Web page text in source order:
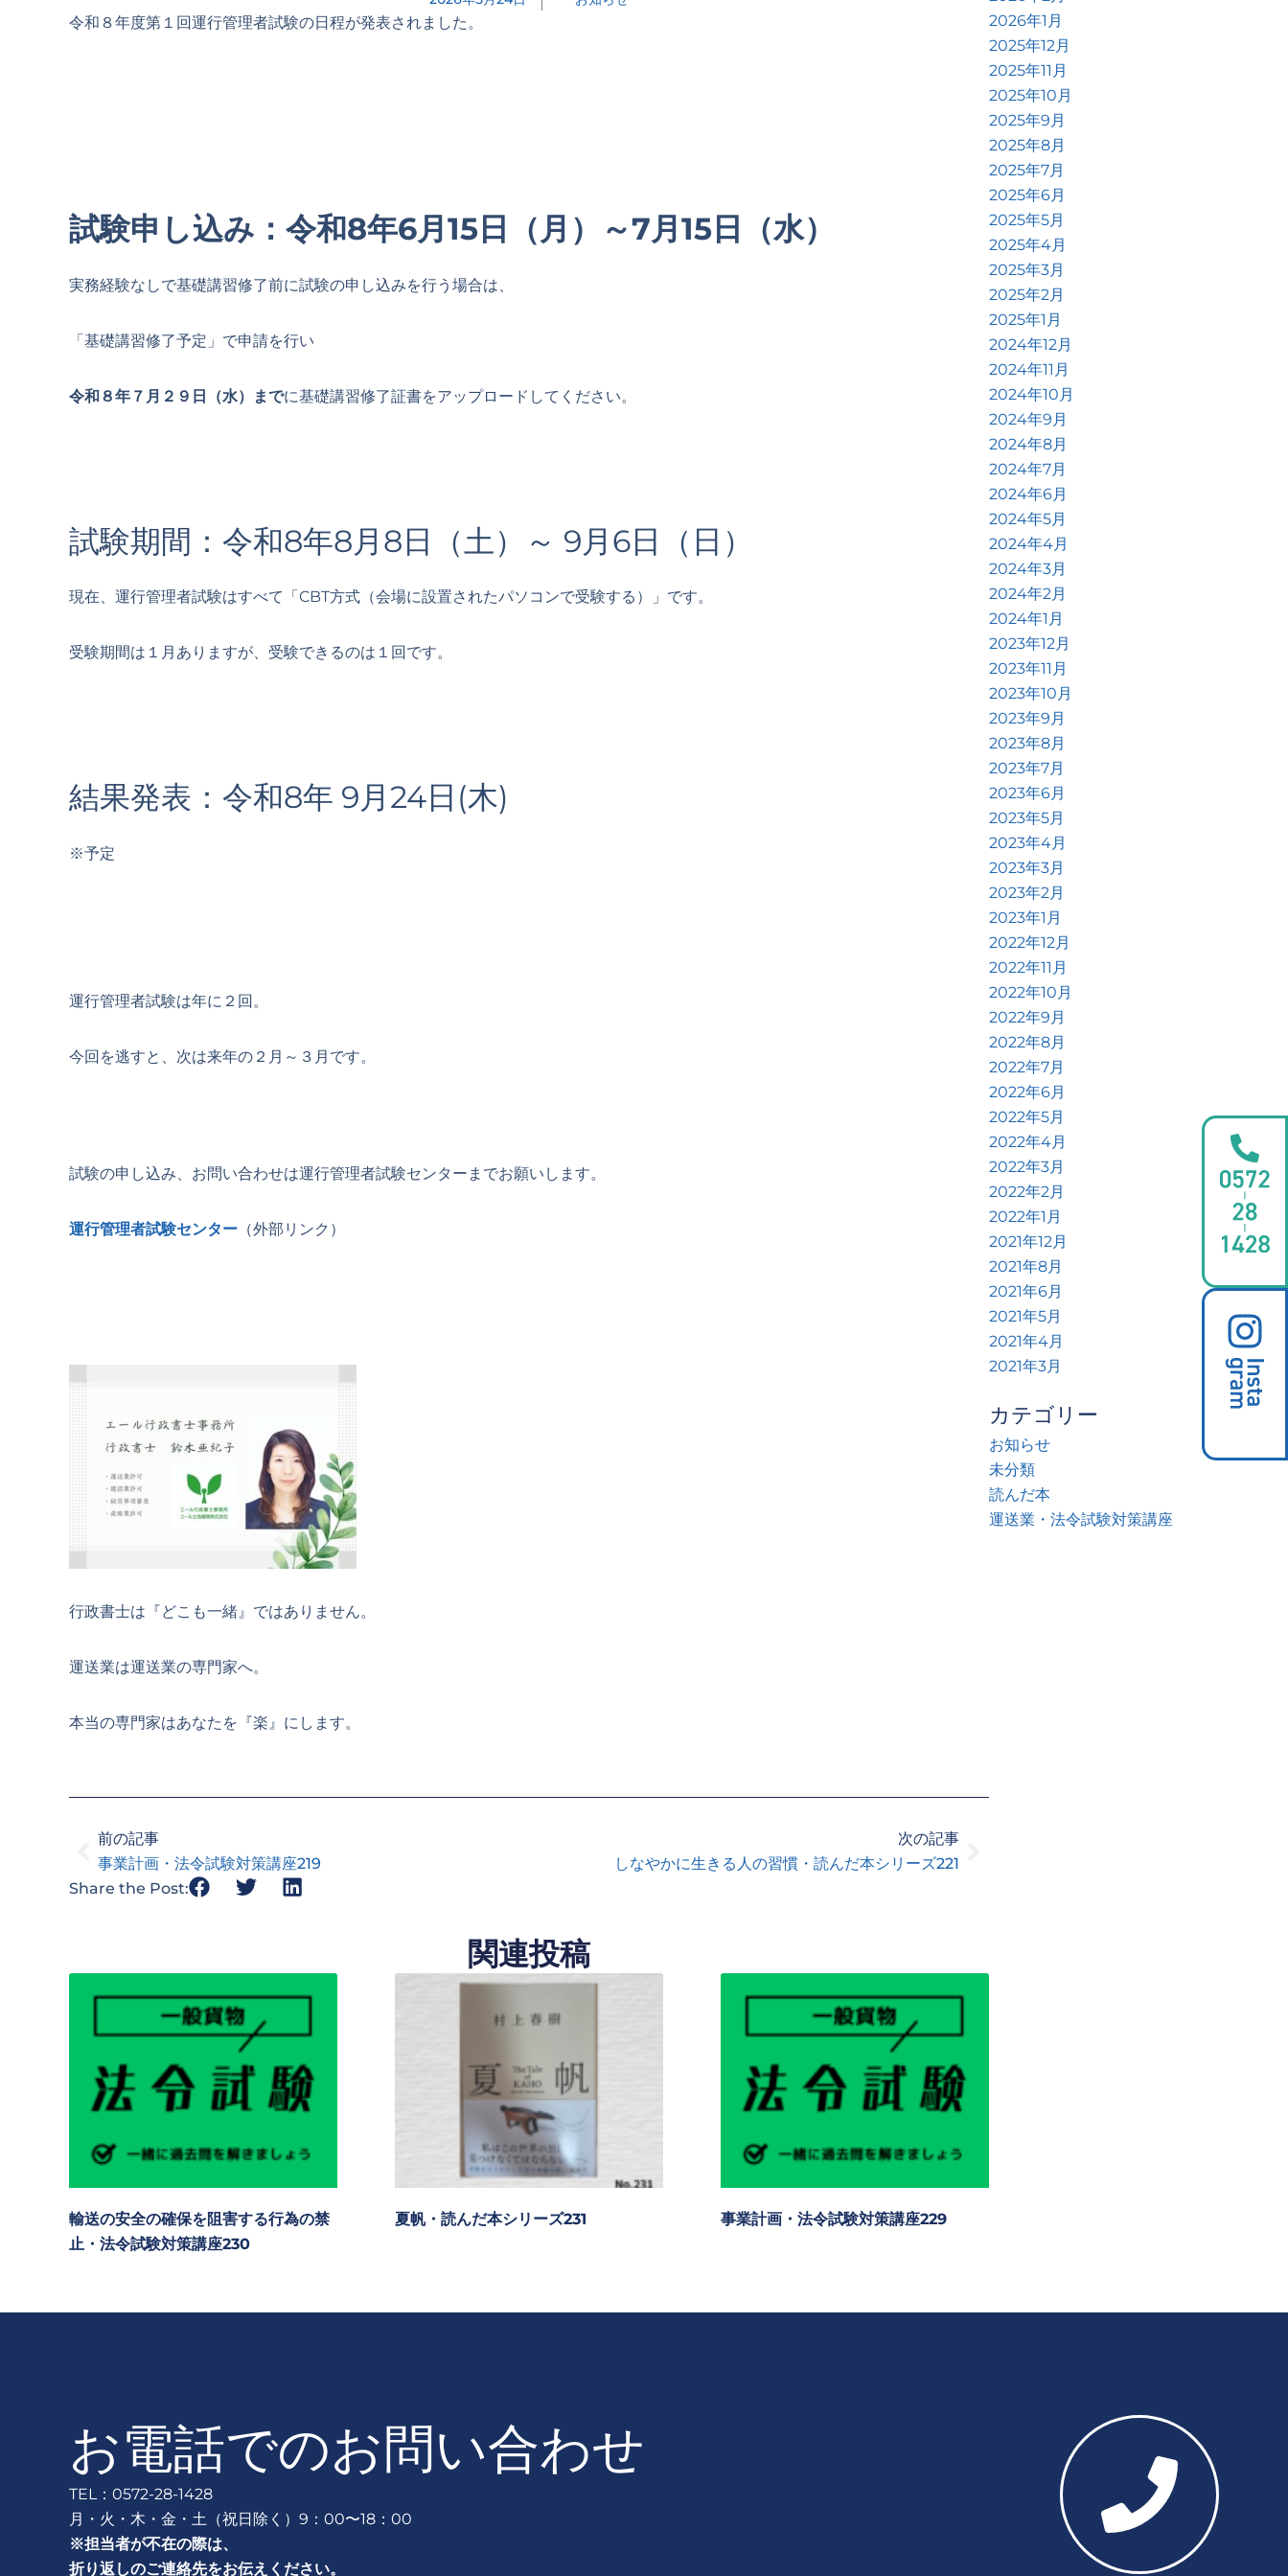
令和８年度第１回運行管理者試験の日程が発表されました。
試験申し込み：令和8年6月15日（月）～7月15日（水）
実務経験なしで基礎講習修了前に試験の申し込みを行う場合は、
「基礎講習修了予定」で申請を行い
令和８年７月２９日（水）までに基礎講習修了証書をアップロードしてください。
試験期間：令和8年8月8日（土）～ 9月6日（日）
現在、運行管理者試験はすべて「CBT方式（会場に設置されたパソコンで受験する）」です。
受験期間は１月ありますが、受験できるのは１回です。
結果発表：令和8年 9月24日(木)
※予定
運行管理者試験は年に２回。
今回を逃すと、次は来年の２月～３月です。
試験の申し込み、お問い合わせは運行管理者試験センターまでお願いします。
運行管理者試験センター （外部リンク）
行政書士は『どこも一緒』ではありません。
運送業は運送業の専門家へ。
本当の専門家はあなたを『楽』にします。
前の記事
事業計画・法令試験対策講座219
次の記事
しなやかに生きる人の習慣・読んだ本シリーズ221
Share the Post:
関連投稿
輸送の安全の確保を阻害する行為の禁
止・法令試験対策講座230
夏帆・読んだ本シリーズ231 事業計画・法令試験対策講座229
2026年1月
2025年12月
2025年11月
2025年10月
2025年9月
2025年8月
2025年7月
2025年6月
2025年5月
2025年4月
2025年3月
2025年2月
2025年1月
2024年12月
2024年11月
2024年10月
2024年9月
2024年8月
2024年7月
2024年6月
2024年5月
2024年4月
2024年3月
2024年2月
2024年1月
2023年12月
2023年11月
2023年10月
2023年9月
2023年8月
2023年7月
2023年6月
2023年5月
2023年4月
2023年3月
2023年2月
2023年1月
2022年12月
2022年11月
2022年10月
2022年9月
2022年8月
2022年7月
2022年6月
2022年5月
2022年4月
2022年3月
2022年2月
2022年1月
2021年12月
2021年8月
2021年6月
2021年5月
2021年4月
2021年3月
カテゴリー
お知らせ
未分類
読んだ本
運送業・法令試験対策講座
お電話でのお問い合わせ
TEL：0572-28-1428
月・火・木・金・土（祝日除く）9：00〜18：00
※担当者が不在の際は、
折り返しのご連絡先をお伝えください。